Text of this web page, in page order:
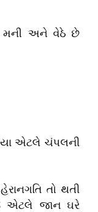
મની અને વેઠે છે
એટલે ચંપલની
તો થતી
એટલે જાન ઘરે